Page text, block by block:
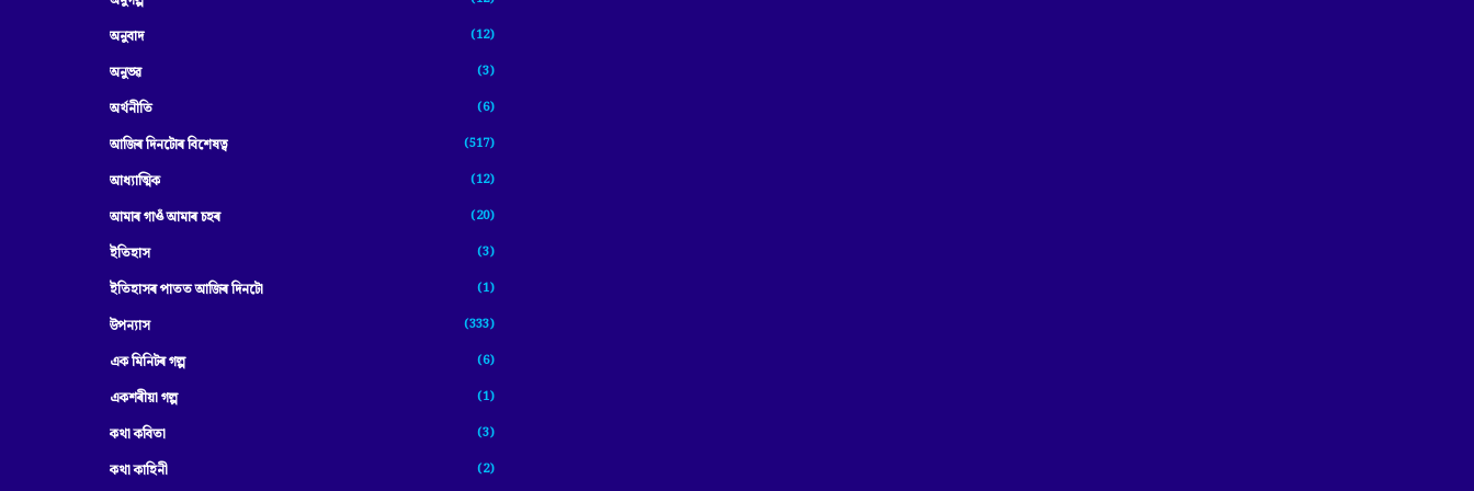
অনুবাদ (12)
অনুভৱ (3)
অৰ্থনীতি (6)
আজিৰ দিনটোৰ বিশেষত্ব (517)
আধ্যাত্মিক (12)
আমাৰ গাওঁ আমাৰ চহৰ (20)
ইতিহাস (3)
ইতিহাসৰ পাতত আজিৰ দিনটো (1)
উপন্যাস (333)
এক মিনিটৰ গল্প (6)
একশৰীয়া গল্প (1)
কথা কবিতা (3)
কথা কাহিনী (2)